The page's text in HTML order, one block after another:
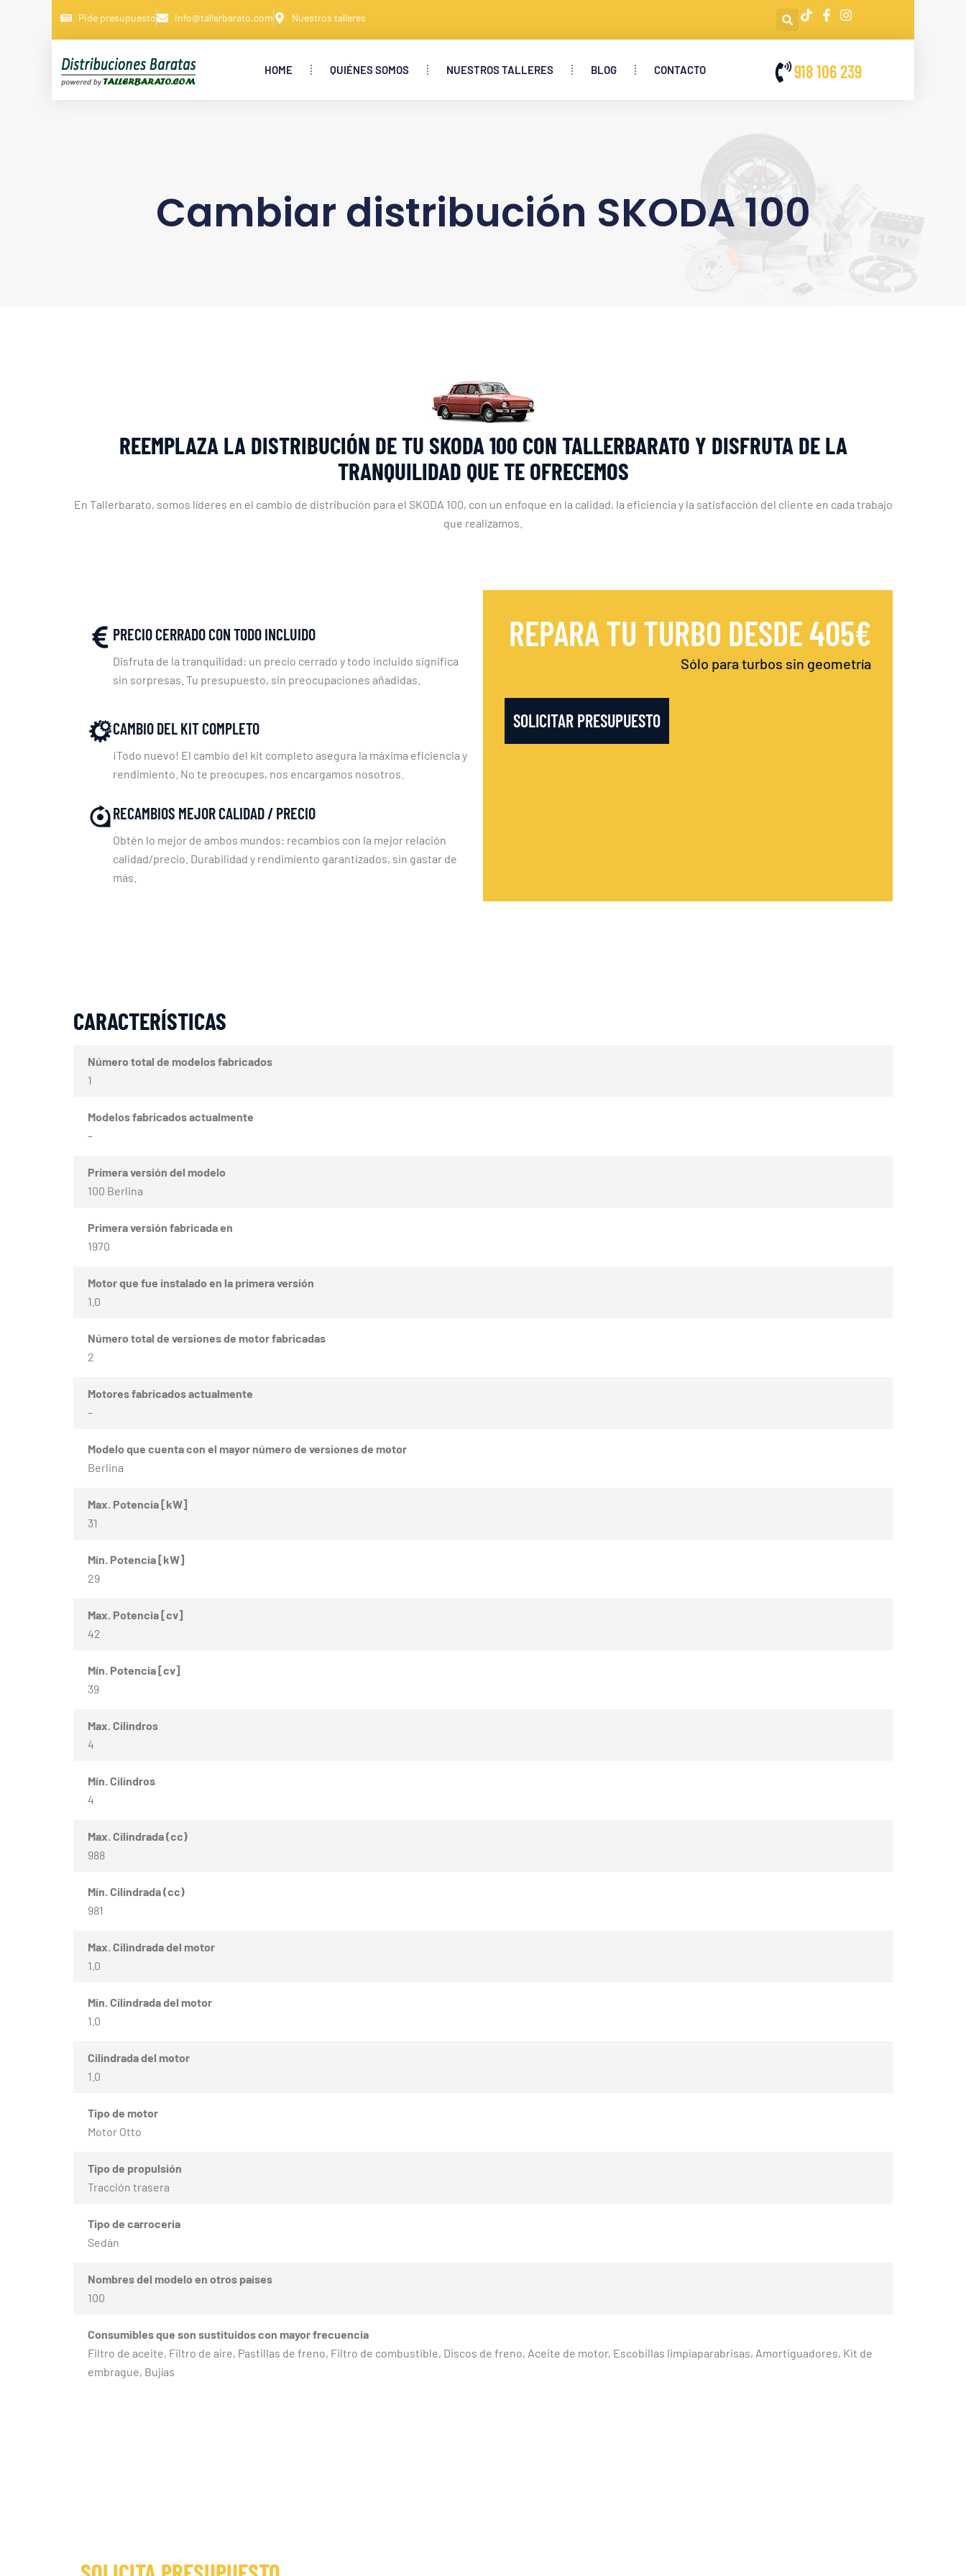
Pide presupuesto info@tallerbarato.com Nuestros talleres
HOME QUIÉNES SOMOS NUESTROS TALLERES BLOG CONTACTO 918 106 239
Cambiar distribución SKODA 100
REEMPLAZA LA DISTRIBUCIÓN DE TU SKODA 100 CON TALLERBARATO Y DISFRUTA DE LA
TRANQUILIDAD QUE TE OFRECEMOS
En Tallerbarato, somos líderes en el cambio de distribución para el SKODA 100, con un enfoque en la calidad, la eficiencia y la satisfacción del cliente en cada trabajo
que realizamos.
PRECIO CERRADO CON TODO INCLUIDO
Disfruta de la tranquilidad: un precio cerrado y todo incluido significa
sin sorpresas. Tu presupuesto, sin preocupaciones añadidas.
CAMBIO DEL KIT COMPLETO
¡Todo nuevo! El cambio del kit completo asegura la máxima eficiencia y
rendimiento. No te preocupes, nos encargamos nosotros.
RECAMBIOS MEJOR CALIDAD / PRECIO
Obtén lo mejor de ambos mundos: recambios con la mejor relación
calidad/precio. Durabilidad y rendimiento garantizados, sin gastar de
más.
REPARA TU TURBO DESDE 405€
Sólo para turbos sin geometría
SOLICITAR PRESUPUESTO
CARACTERÍSTICAS
Número total de modelos fabricados
1
Modelos fabricados actualmente
–
Primera versión del modelo
100 Berlina
Primera versión fabricada en
1970
Motor que fue instalado en la primera versión
1.0
Número total de versiones de motor fabricadas
2
Motores fabricados actualmente
–
Modelo que cuenta con el mayor número de versiones de motor
Berlina
Max. Potencia [kW]
31
Mín. Potencia [kW]
29
Max. Potencia [cv]
42
Mín. Potencia [cv]
39
Max. Cilindros
4
Mín. Cilindros
4
Max. Cilindrada (cc)
988
Mín. Cilindrada (cc)
981
Max. Cilindrada del motor
1.0
Mín. Cilindrada del motor
1.0
Cilindrada del motor
1.0
Tipo de motor
Motor Otto
Tipo de propulsión
Tracción trasera
Tipo de carrocería
Sedán
Nombres del modelo en otros países
100
Consumibles que son sustituidos con mayor frecuencia
Filtro de aceite, Filtro de aire, Pastillas de freno, Filtro de combustible, Discos de freno, Aceite de motor, Escobillas limpiaparabrisas, Amortiguadores, Kit de
embrague, Bujías